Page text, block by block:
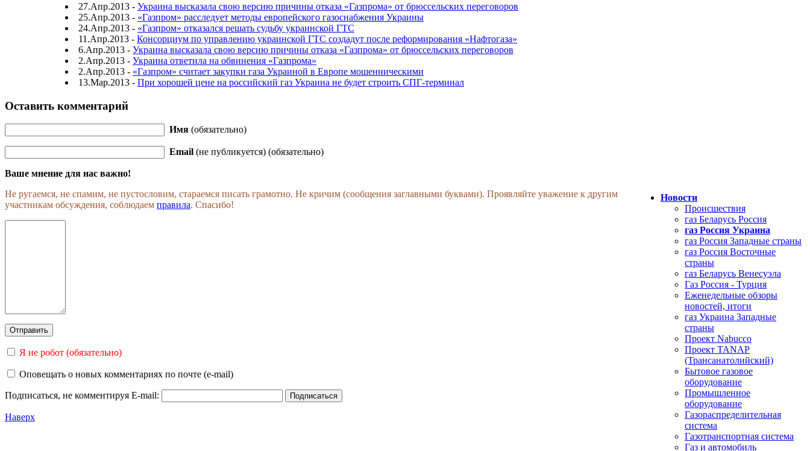
27.Апр.2013 - Украина высказала свою версию причины отказа «Газпрома» от брюссельских переговоров
25.Апр.2013 - «Газпром» расследует методы европейского газоснабжения Украины
24.Апр.2013 - «Газпром» отказался решать судьбу украинской ГТС
11.Апр.2013 - Консорциум по управлению украинской ГТС создадут после реформирования «Нафтогаза»
6.Апр.2013 - Украина высказала свою версию причины отказа «Газпрома» от брюссельских переговоров
2.Апр.2013 - Украина ответила на обвинения «Газпрома»
2.Апр.2013 - «Газпром» считает закупки газа Украиной в Европе мошенническими
13.Мар.2013 - При хорошей цене на российский газ Украина не будет строить СПГ-терминал
Оставить комментарий
Имя (обязательно)
Email (не публикуется) (обязательно)
Ваше мнение для нас важно!
Не ругаемся, не спамим, не пустословим, стараемся писать грамотно. Не кричим (сообщения заглавными буквами). Проявляйте уважение к другим
участникам обсуждения, соблюдаем правила. Спасибо!
Я не робот (обязательно)
Оповещать о новых комментариях по почте (e-mail)
Подписаться, не комментируя E-mail:
Наверх
Новости
Происшествия
газ Беларусь Россия
газ Россия Украина
газ Россия Западные страны
газ Россия Восточные
страны
газ Беларусь Венесуэла
Газ Россия - Турция
Еженедельные обзоры
новостей, итоги
газ Украина Западные
страны
Проект Nabucco
Проект TANAP
(Трансанатолийский)
Бытовое газовое
оборудование
Промышленное
оборудование
Газораспределительная
система
Газотранспортная система
Газ и автомобиль